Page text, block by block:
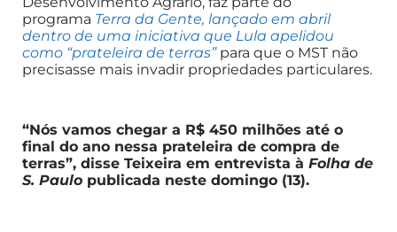
programa Terra da Gente, lançado em abril
dentro de uma iniciativa que Lula apelidou
como “prateleira de terras”para que o MST não
precisasse mais invadir propriedades particulares.
“Nós vamos chegar a R$ 450 milhões até o
final do ano nessa prateleira de compra de
terras”, disse Teixeira em entrevista à Folha de
S. Paulo publicada neste domingo (13).